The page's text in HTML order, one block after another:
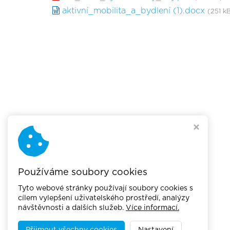
aktivní_mobilita_a_bydlení (1).docx (251
Používáme soubory cookies
Tyto webové stránky používají soubory cookies s
cílem vylepšení uživatelského prostředí, analýzy
návštěvnosti a dalších služeb. Více informací.